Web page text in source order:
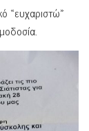
«ευχαριστώ»